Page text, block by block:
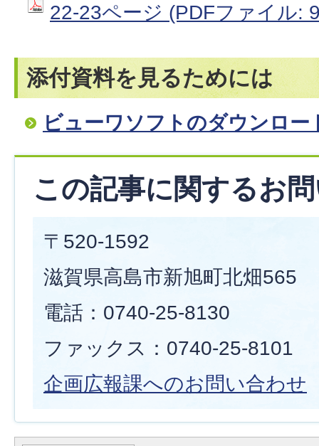
22-23ページ (PDFファイル:
添付資料を見るためには
ビューワソフトのダウンロー
この記事に関するお
〒520-1592
滋賀県高島市新旭町北畑565
電話：0740-25-8130
ファックス：0740-25-8101
企画広報課へのお問い合わせ